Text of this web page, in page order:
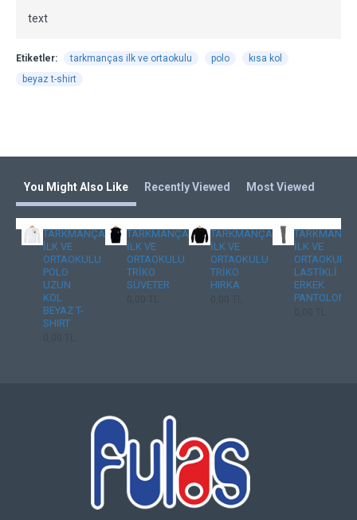
text
Etiketler: tarkmanças ilk ve ortaokulu polo
kısa kol
beyaz t-shirt
You Might Also Like Recently Viewed Most Viewed
TARKMANÇAS
İLK VE
ORTAOKULU
POLO
UZUN
KOL
BEYAZ T-
SHIRT
TARKMANÇAS
İLK VE
ORTAOKULU
TRİKO
SÜVETER
TARKMANÇAS
İLK VE
ORTAOKULU
TRİKO
HIRKA
İLK VE
ORTAOKULU
LASTİKLİ
ERKEK
PANTOLON